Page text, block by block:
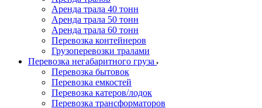
Аренда трала 40 тонн
Аренда трала 50 тонн
Аренда трала 60 тонн
Перевозка контейнеров
Грузоперевозки тралами
Перевозка негабаритного груза
Перевозка бытовок
Перевозка емкостей
Перевозка катеров/лодок
Перевозка трансформаторов